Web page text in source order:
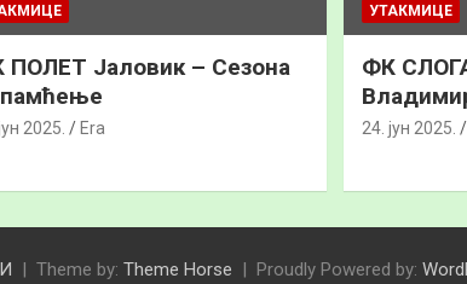
ПОЛЕТ Јаловик – Сезона
памћење
2025. Era
УТАКМИЦЕ
ФК
24. јун 2025.
Theme by: Theme Horse Proudly Powered by: